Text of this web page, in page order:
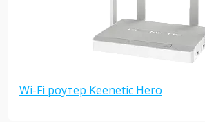
Wi-Fi роутер Keenetic Hero